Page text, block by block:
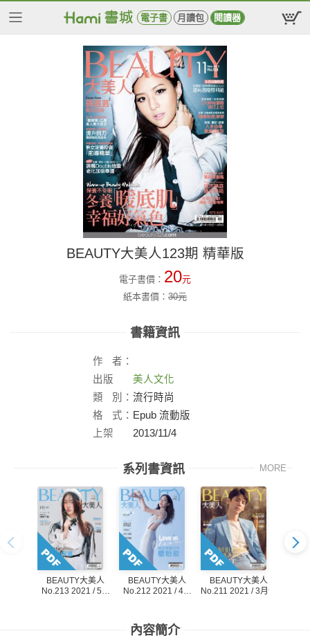
電子書 月讀包 閱讀器
BEAUTY大美人123期 精華版
電子書價： 20元
紙本書價： 30元
書籍資訊
作
者：
出版
社：
美人文化
類
別： 流行時尚
格
式： Epub 流動版
上架
2013/11/4
系列書資訊 MORE
BEAUTY大美人
No.213 2021 / 5月
BEAUTY大美人
No.212 2021 / 4月
BEAUTY大美人
No.211 2021 / 3月號
內容簡介